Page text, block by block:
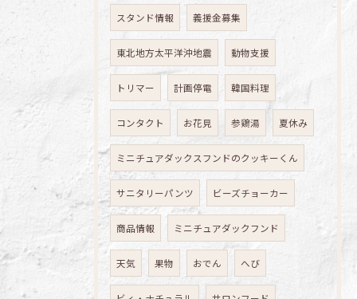
スタンド情報 義援金募集
東北地方太平洋沖地震 動物支援
トリマー 計画停電 韓国料理
コンタクト お花見 参鶏湯 夏休み
ミニチュアダックスフンドのクッキーくん
サニタリーパンツ ビーズチョーカー
商品情報 ミニチュアダックフンド
天気 果物 おでん へび